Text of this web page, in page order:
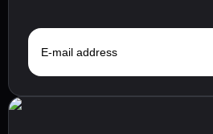
E-mail address